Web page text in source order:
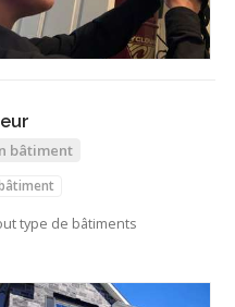
bâtiment
type de bâtiments